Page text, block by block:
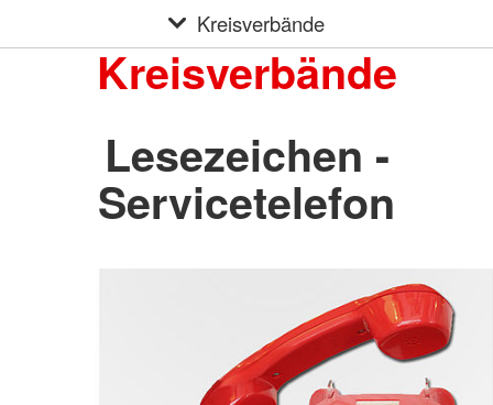
Kreisverbände
Kreisverbände
Lesezeichen -
Servicetelefon